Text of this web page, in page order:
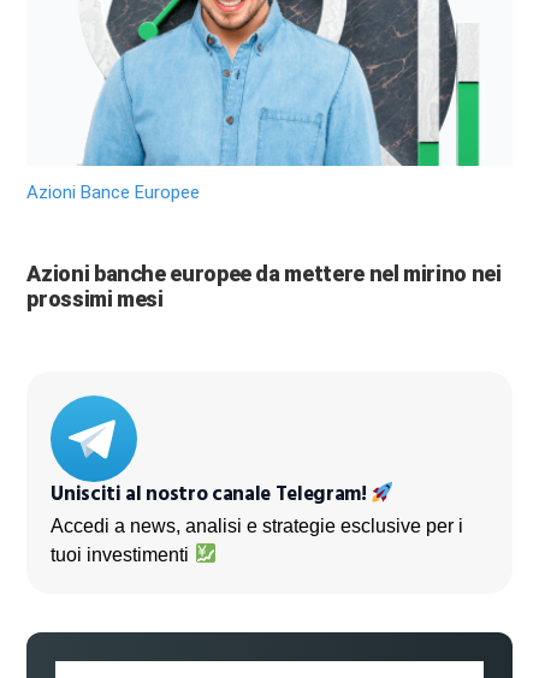
Azioni Bance Europee
Azioni banche europee da mettere nel mirino nei
prossimi mesi
Unisciti al nostro canale Telegram!
Accedi a news, analisi e strategie esclusive per i
tuoi investimenti